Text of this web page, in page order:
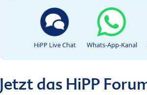
HiPP Live Chat Whats-App-Kanal
Jetzt das HiPP